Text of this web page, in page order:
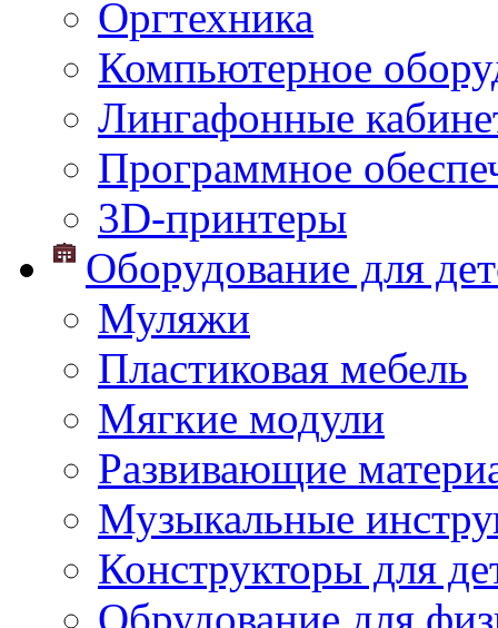
Оргтехника
Компьютерное
Лингафонные
Программное
3D-принтеры
Оборудование для
Муляжи
Пластиковая мебель
Мягкие модули
Развивающие
Музыкальные
Конструкторы для